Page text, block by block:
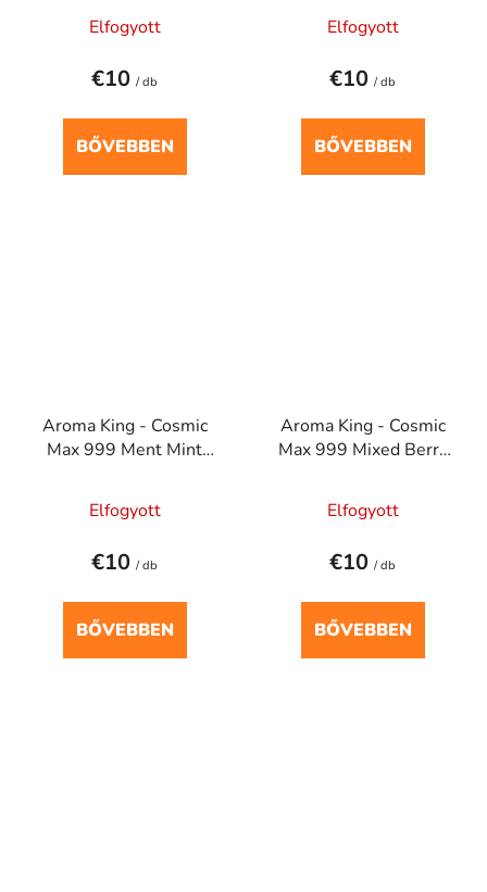
20mg
Elfogyott
€10 / db
BŐVEBBEN
Elfogyott
€10 / db
BŐVEBBEN
Aroma King - Cosmic
Max 999 Ment Mint
Elfogyott
€10 / db
BŐVEBBEN
Aroma King - Cosmic
Max 999 Mixed Berry
Elfogyott
€10 / db
BŐVEBBEN